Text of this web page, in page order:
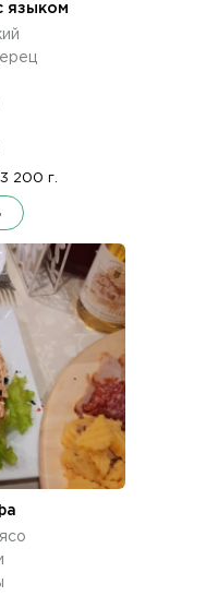
языком
3 200 г.